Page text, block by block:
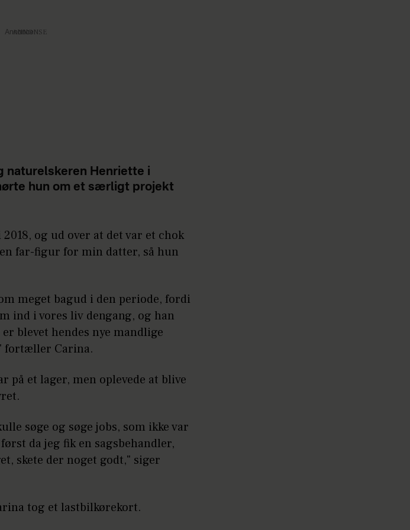
Annonce
naturelskeren Henriette i
hun om et særligt projekt
og ud over at det var et chok
far-figur for min datter, så hun
meget bagud i den periode, fordi
ind i vores liv dengang, og han
blevet hendes nye mandlige
fortæller Carina.
på et lager, men oplevede at blive
søge og søge jobs, som ikke var
da jeg fik en sagsbehandler,
skete der noget godt," siger
tog et lastbilkørekort.